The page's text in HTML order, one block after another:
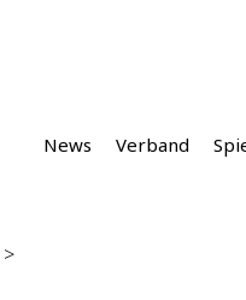
News Verband
>